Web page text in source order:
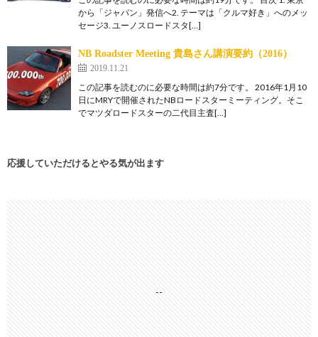
から「ジャパン」発信へ2. テーマは「クルマ好き」へのメッ
セージ3. ユーノスロードスタ[…]
NB Roadster Meeting 貴島さん講演要約（2016）
2019.11.21
この記事を読むのに必要な時間は約7分です。 2016年1月10
日にMRYで開催されたNBロードスターミーティング。そこ
でマツダロードスターの二代目主査[…]
応援していただけるとやる気が出ます
--